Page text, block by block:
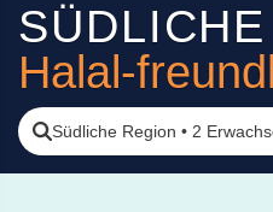
Halal-
Südliche Region • 2